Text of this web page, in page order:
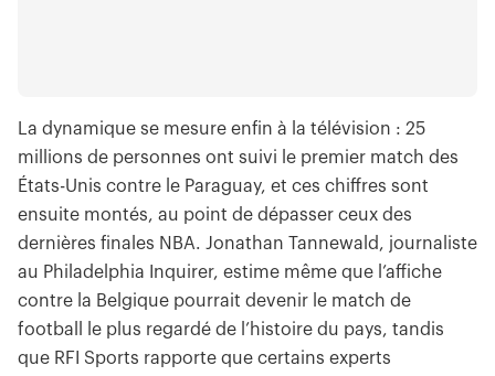
La dynamique se mesure enfin à la télévision : 25
millions de personnes ont suivi le premier match des
États-Unis contre le Paraguay, et ces chiffres sont
ensuite montés, au point de dépasser ceux des
dernières finales NBA. Jonathan Tannewald, journaliste
au Philadelphia Inquirer, estime même que l’affiche
contre la Belgique pourrait devenir le match de
football le plus regardé de l’histoire du pays, tandis
que RFI Sports rapporte que certains experts